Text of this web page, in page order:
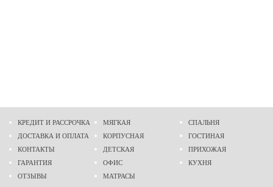
КРЕДИТ И РАССРОЧКА
ДОСТАВКА И ОПЛАТА
КОНТАКТЫ
ГАРАНТИЯ
ОТЗЫВЫ
МЯГКАЯ
КОРПУСНАЯ
ДЕТСКАЯ
ОФИС
МАТРАСЫ
СПАЛЬНЯ
ГОСТИНАЯ
ПРИХОЖАЯ
КУХНЯ